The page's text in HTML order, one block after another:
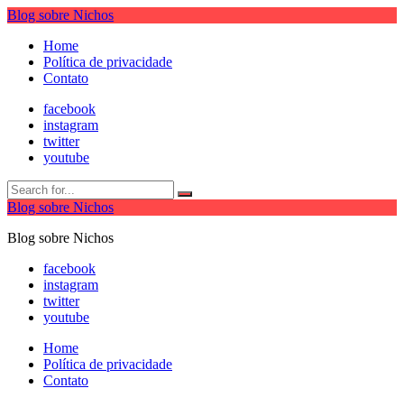
Blog sobre Nichos
Home
Política de privacidade
Contato
facebook
instagram
twitter
youtube
Blog sobre Nichos
Blog sobre Nichos
facebook
instagram
twitter
youtube
Home
Política de privacidade
Contato